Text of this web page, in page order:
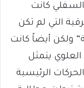
كانت
التي لم تكن
ولكن أيضاً كانت
يتمثل
الرئيسية